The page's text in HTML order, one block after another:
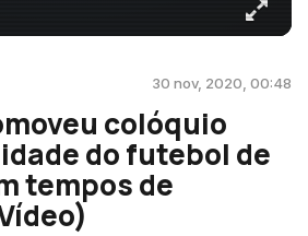
30 nov, 2020, 00:48
colóquio
do futebol de
tempos de